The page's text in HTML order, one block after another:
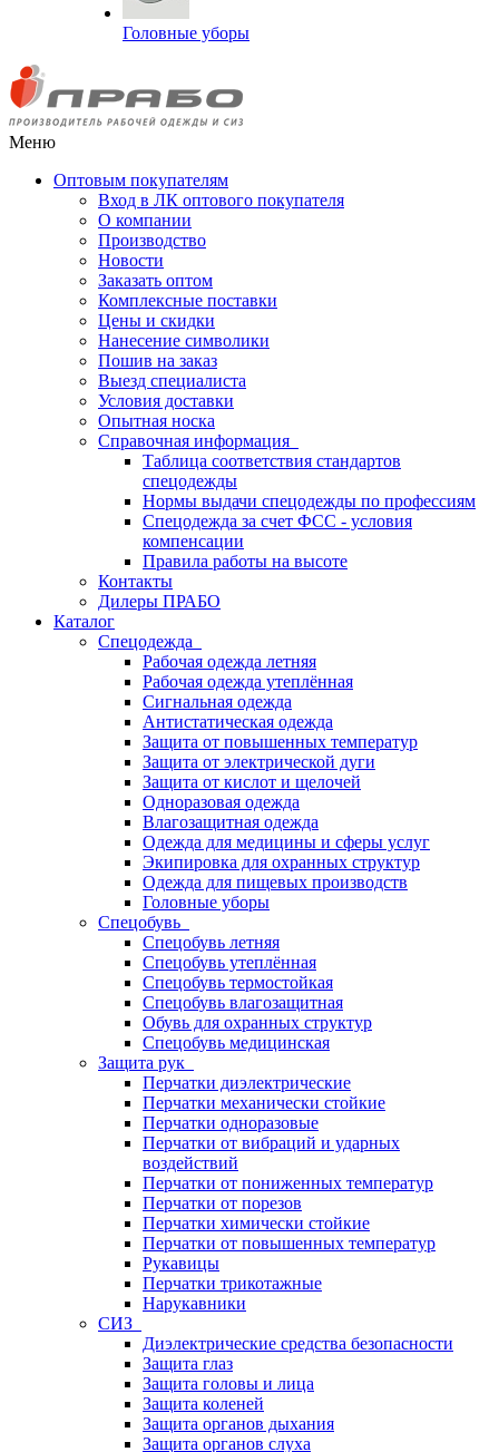
Головные уборы
Меню
Оптовым покупателям
Вход в ЛК оптового покупателя
О компании
Производство
Новости
Заказать оптом
Комплексные поставки
Цены и скидки
Нанесение символики
Пошив на заказ
Выезд специалиста
Условия доставки
Опытная носка
Справочная информация
Таблица соответствия стандартов
спецодежды
Нормы выдачи спецодежды по профессиям
Спецодежда за счет ФСС - условия
компенсации
Правила работы на высоте
Контакты
Дилеры ПРАБО
Каталог
Спецодежда
Рабочая одежда летняя
Рабочая одежда утеплённая
Сигнальная одежда
Антистатическая одежда
Защита от повышенных температур
Защита от электрической дуги
Защита от кислот и щелочей
Одноразовая одежда
Влагозащитная одежда
Одежда для медицины и сферы услуг
Экипировка для охранных структур
Одежда для пищевых производств
Головные уборы
Спецобувь
Спецобувь летняя
Спецобувь утеплённая
Спецобувь термостойкая
Спецобувь влагозащитная
Обувь для охранных структур
Спецобувь медицинская
Защита рук
Перчатки диэлектрические
Перчатки механически стойкие
Перчатки одноразовые
Перчатки от вибраций и ударных
воздействий
Перчатки от пониженных температур
Перчатки от порезов
Перчатки химически стойкие
Перчатки от повышенных температур
Рукавицы
Перчатки трикотажные
Нарукавники
СИЗ
Диэлектрические средства безопасности
Защита глаз
Защита головы и лица
Защита коленей
Защита органов дыхания
Защита органов слуха